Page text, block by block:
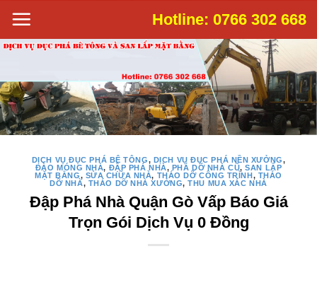
Hotline: 0766 302 668
DỊCH VỤ ĐỤC PHÁ BÊ TÔNG,DỊCH VỤ ĐỤC PHÁ NỀN XƯỞNG
ĐÀO MÓNG NHÀ,ĐẬP PHÁ NHÀ,PHÁ DỠ NHÀ CŨ,SAN LẤP
MẶT BẰNG,SỬA CHỮA NHÀ,THÁO DỠ CÔNG TRÌNH,THÁO
DỠ NHÀ
,THÁO DỠ NHÀ XƯỞNG ,THU MUA XÁC NHÀ
Đập Phá Nhà Quận Gò Vấp Báo Giá
Trọn Gói Dịch Vụ 0 Đồng